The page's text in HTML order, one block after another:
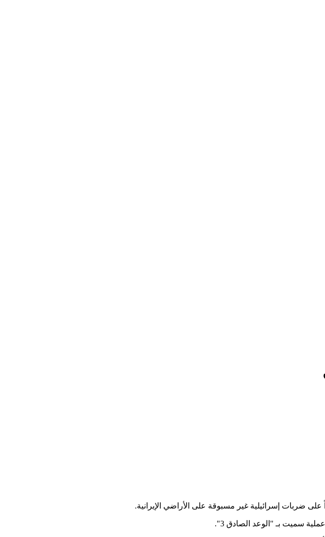
ضربات إسرائيلية غير مسبوقة على الأراضي الإيرانية.